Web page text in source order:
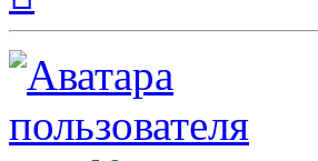
началу